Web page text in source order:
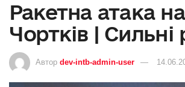
Ракетна атака на
Чортків | Сильні
Автор dev-intb-admin-user